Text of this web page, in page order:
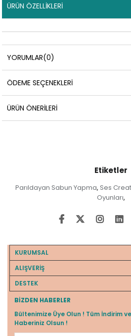
ÜRÜN ÖZELLIKLERI
YORUMLAR(0)
ÖDEME SEÇENEKLERI
ÜRÜN ÖNERILERI
Etiketler
Parıldayan Sabun Yapma, Ses
Oyunları,
KURUMSAL
ALIŞVERİŞ
DESTEK
BIZDEN HABERLER
Bültenimize Üye Olun ! Tüm İndirim
Haberiniz Olsun !